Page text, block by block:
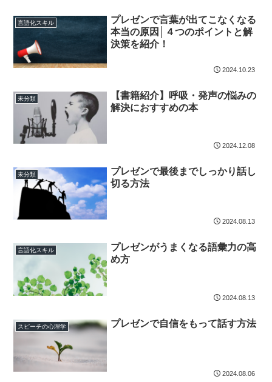
言語化スキル
プレゼンで言葉が出てこなくなる
本当の原因│４つのポイントと解
決策を紹介！
2024.10.23
未分類
【書籍紹介】呼吸・発声の悩みの
解決におすすめの本
2024.12.08
未分類
プレゼンで最後までしっかり話し
切る方法
2024.08.13
言語化スキル
プレゼンがうまくなる語彙力の高
め方
2024.08.13
スピーチの心理学 プレゼンで自信をもって話す方法
2024.08.06